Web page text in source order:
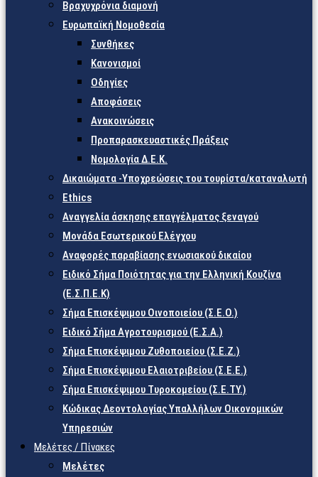
Βραχυχρόνια διαμονή
Ευρωπαϊκή Νομοθεσία
Συνθήκες
Κανονισμοί
Οδηγίες
Αποφάσεις
Ανακοινώσεις
Προπαρασκευαστικές Πράξεις
Νομολογία Δ.Ε.Κ.
Δικαιώματα -Υποχρεώσεις του τουρίστα/καταναλωτή
Ethics
Αναγγελία άσκησης επαγγέλματος ξεναγού
Μονάδα Εσωτερικού Ελέγχου
Αναφορές παραβίασης ενωσιακού δικαίου
Ειδικό Σήμα Ποιότητας για την Ελληνική Κουζίνα
(Ε.Σ.Π.Ε.Κ)
Σήμα Επισκέψιμου Οινοποιείου (Σ.Ε.Ο.)
Ειδικό Σήμα Αγροτουρισμού (Ε.Σ.Α.)
Σήμα Επισκέψιμου Ζυθοποιείου (Σ.Ε.Ζ.)
Σήμα Επισκέψιμου Ελαιοτριβείου (Σ.Ε.Ε.)
Σήμα Επισκέψιμου Τυροκομείου (Σ.Ε.TY.)
Κώδικας Δεοντολογίας Υπαλλήλων Οικονομικών
Υπηρεσιών
Μελέτες / Πίνακες
Μελέτες